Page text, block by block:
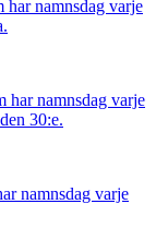
har namnsdag varje
har namnsdag varje
30:e.
namnsdag varje